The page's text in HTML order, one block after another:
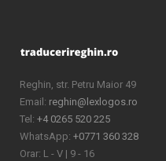
Reghin, str. Petru Maior 49
Email: reghin@lexlogos.ro
Tel: +4 0265 520 225
WhatsApp: +0771 360 328
Orar: L - V | 9 - 16